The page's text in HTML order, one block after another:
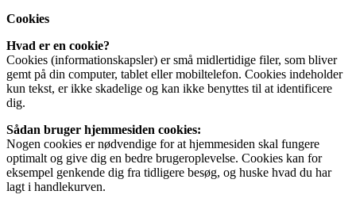
Cookies
Hvad er en cookie?
Cookies (informationskapsler) er små midlertidige filer, som bliver
gemt på din computer, tablet eller mobiltelefon. Cookies indeholder
kun tekst, er ikke skadelige og kan ikke benyttes til at identificere
dig.
Sådan bruger hjemmesiden cookies:
Nogen cookies er nødvendige for at hjemmesiden skal fungere
optimalt og give dig en bedre brugeroplevelse. Cookies kan for
eksempel genkende dig fra tidligere besøg, og huske hvad du har
lagt i handlekurven.